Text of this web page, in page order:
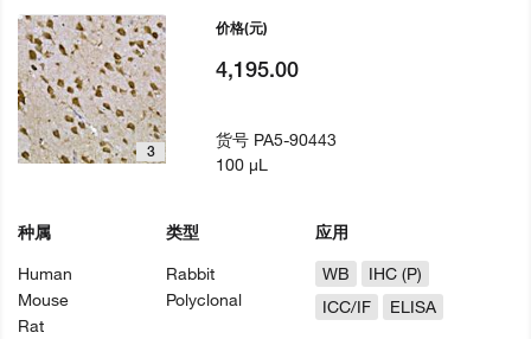
3
种属
Human
Mouse
Rat
类型
Rabbit
Polyclonal
应用
WB
IHC (P)
ICC/IF
ELISA
价格(元)
4,195.00
货号 PA5-90443
100 µL